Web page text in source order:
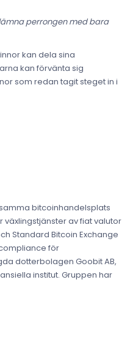
perrongen med bara
kan dela sina
kan förvänta sig
som redan tagit steget in i
bitcoinhandelsplats
växlingstjänster av fiat valutor
Standard Bitcoin Exchange
för
dotterbolagen Goobit AB,
institut. Gruppen har